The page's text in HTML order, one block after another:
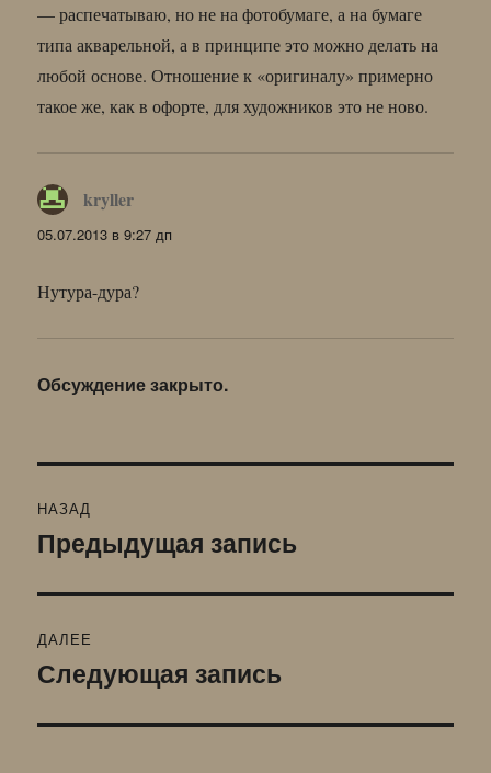
— распечатываю, но не на фотобумаге, а на бумаге
типа акварельной, а в принципе это можно делать на
любой основе. Отношение к «оригиналу» примерно
такое же, как в офорте, для художников это не ново.
kryller
05.07.2013 в 9:27 дп
Нутура-дура?
Обсуждение закрыто.
по
НАЗАД
Предыдущая
Предыдущая запись
ДАЛЕЕ
Следующая
Следующая запись